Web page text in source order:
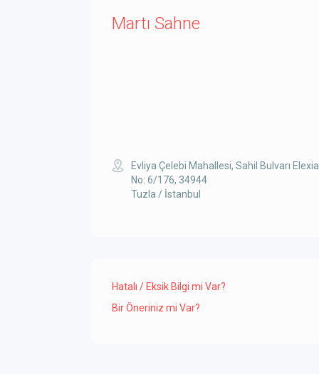
Martı Sahne
Evliya Çelebi Mahallesi, Sahil Bulvarı
No: 6/176, 34944
Tuzla / İstanbul
Hatalı / Eksik Bilgi mi Var?
Bir Öneriniz mi Var?